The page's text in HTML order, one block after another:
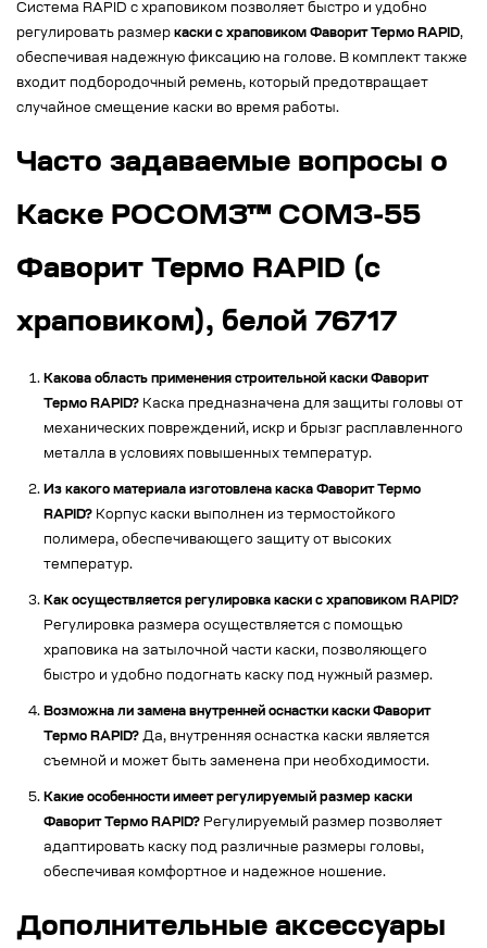
Система RAPID с храповиком позволяет быстро и удобно
регулировать размер каски с храповиком Фаворит Термо RAPID,
обеспечивая надежную фиксацию на голове. В комплект также
входит подбородочный ремень, который предотвращает
случайное смещение каски во время работы.
Часто задаваемые вопросы о
Каске РОСОМЗ™ СОМЗ-55
Фаворит Термо RAPID (с
храповиком), белой 76717
Какова область применения строительной каски Фаворит
Термо RAPID? Каска предназначена для защиты головы от
механических повреждений, искр и брызг расплавленного
металла в условиях повышенных температур.
Из какого материала изготовлена каска Фаворит Термо
RAPID? Корпус каски выполнен из термостойкого
полимера, обеспечивающего защиту от высоких
температур.
Как осуществляется регулировка каски с храповиком RAPID?
Регулировка размера осуществляется с помощью
храповика на затылочной части каски, позволяющего
быстро и удобно подогнать каску под нужный размер.
Возможна ли замена внутренней оснастки каски Фаворит
Термо RAPID? Да, внутренняя оснастка каски является
съемной и может быть заменена при необходимости.
Какие особенности имеетрегулируемый размер каски
Фаворит Термо RAPID? Регулируемый размер позволяет
адаптировать каску под различные размеры головы,
обеспечивая комфортное и надежное ношение.
Дополнительные аксессуары